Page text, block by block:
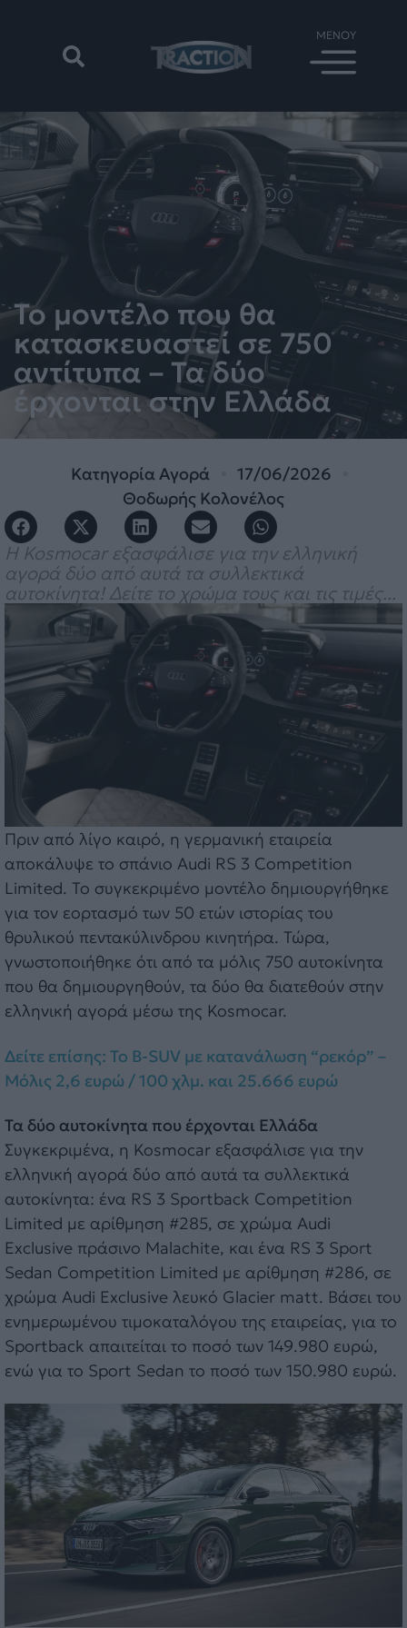
Το μοντέλο που θα
κατασκευαστεί σε 750
αντίτυπα – Τα δύο
έρχονται στην Ελλάδα
ΚατηγορίαΑγορά
17/06/2026
Θοδωρής Κολονέλος
Η Kosmocar εξασφάλισε για την ελληνική
αγορά δύο από αυτά τα συλλεκτικά
αυτοκίνητα! Δείτε το χρώμα τους και τις τιμές...
Πριν από λίγο καιρό, η γερμανική εταιρεία
αποκάλυψε το σπάνιο Audi RS 3 Competition
Limited. Το συγκεκριμένο μοντέλο δημιουργήθηκε
για τον εορτασμό των 50 ετών ιστορίας του
θρυλικού πεντακύλινδρου κινητήρα. Τώρα,
γνωστοποιήθηκε ότι από τα μόλις 750 αυτοκίνητα
που θα δημιουργηθούν, τα δύο θα διατεθούν στην
ελληνική αγορά μέσω της Kosmocar.
Δείτε επίσης: Το B-SUV με κατανάλωση “ρεκόρ” –
Μόλις 2,6 ευρώ / 100 χλμ. και 25.666 ευρώ
Τα δύο αυτοκίνητα που έρχονται Ελλάδα
Συγκεκριμένα, η Kosmocar εξασφάλισε για την
ελληνική αγορά δύο από αυτά τα συλλεκτικά
αυτοκίνητα: ένα RS 3 Sportback Competition
Limited με αρίθμηση #285, σε χρώμα Audi
Exclusive πράσινο Malachite, και ένα RS 3 Sport
Sedan Competition Limited με αρίθμηση #286, σε
χρώμα Audi Exclusive λευκό Glacier matt. Βάσει του
ενημερωμένου τιμοκαταλόγου της εταιρείας, για το
Sportback απαιτείται το ποσό των 149.980 ευρώ,
ενώ για το Sport Sedan το ποσό των 150.980 ευρώ.